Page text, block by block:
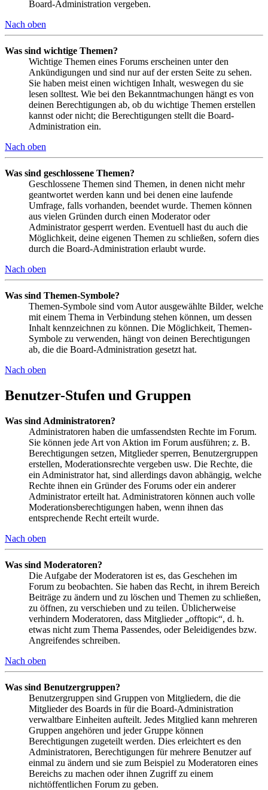
Board-Administration vergeben.
Nach oben
Was sind wichtige Themen?
Wichtige Themen eines Forums erscheinen unter den
Ankündigungen und sind nur auf der ersten Seite zu sehen.
Sie haben meist einen wichtigen Inhalt, weswegen du sie
lesen solltest. Wie bei den Bekanntmachungen hängt es von
deinen Berechtigungen ab, ob du wichtige Themen erstellen
kannst oder nicht; die Berechtigungen stellt die Board-
Administration ein.
Nach oben
Was sind geschlossene Themen?
Geschlossene Themen sind Themen, in denen nicht mehr
geantwortet werden kann und bei denen eine laufende
Umfrage, falls vorhanden, beendet wurde. Themen können
aus vielen Gründen durch einen Moderator oder
Administrator gesperrt werden. Eventuell hast du auch die
Möglichkeit, deine eigenen Themen zu schließen, sofern dies
durch die Board-Administration erlaubt wurde.
Nach oben
Was sind Themen-Symbole?
Themen-Symbole sind vom Autor ausgewählte Bilder, welche
mit einem Thema in Verbindung stehen können, um dessen
Inhalt kennzeichnen zu können. Die Möglichkeit, Themen-
Symbole zu verwenden, hängt von deinen Berechtigungen
ab, die die Board-Administration gesetzt hat.
Nach oben
Benutzer-Stufen und Gruppen
Was sind Administratoren?
Administratoren haben die umfassendsten Rechte im Forum.
Sie können jede Art von Aktion im Forum ausführen; z. B.
Berechtigungen setzen, Mitglieder sperren, Benutzergruppen
erstellen, Moderationsrechte vergeben usw. Die Rechte, die
ein Administrator hat, sind allerdings davon abhängig, welche
Rechte ihnen ein Gründer des Forums oder ein anderer
Administrator erteilt hat. Administratoren können auch volle
Moderationsberechtigungen haben, wenn ihnen das
entsprechende Recht erteilt wurde.
Nach oben
Was sind Moderatoren?
Die Aufgabe der Moderatoren ist es, das Geschehen im
Forum zu beobachten. Sie haben das Recht, in ihrem Bereich
Beiträge zu ändern und zu löschen und Themen zu schließen,
zu öffnen, zu verschieben und zu teilen. Üblicherweise
verhindern Moderatoren, dass Mitglieder „offtopic“, d. h.
etwas nicht zum Thema Passendes, oder Beleidigendes bzw.
Angreifendes schreiben.
Nach oben
Was sind Benutzergruppen?
Benutzergruppen sind Gruppen von Mitgliedern, die die
Mitglieder des Boards in für die Board-Administration
verwaltbare Einheiten aufteilt. Jedes Mitglied kann mehreren
Gruppen angehören und jeder Gruppe können
Berechtigungen zugeteilt werden. Dies erleichtert es den
Administratoren, Berechtigungen für mehrere Benutzer auf
einmal zu ändern und sie zum Beispiel zu Moderatoren eines
Bereichs zu machen oder ihnen Zugriff zu einem
nichtöffentlichen Forum zu geben.